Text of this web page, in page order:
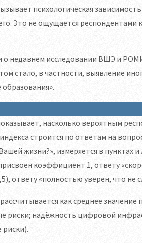
психологическая
Это не ощущается респондентами
о недавнем исследовании ВШЭ и
стало, в частности, выявление
насколько вероятным
строится по ответам на
жизни?», измеряется в пунктах
коэффициент 1, ответу
ответу «полностью уверен, что не
как среднее
риски; надёжность цифровой
риски).